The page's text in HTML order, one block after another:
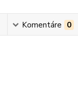
Komentáre 0